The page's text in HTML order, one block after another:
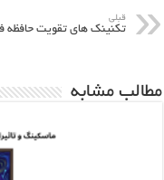
قبلی
تکنینک های تقویت حافظه
مطالب مشابه